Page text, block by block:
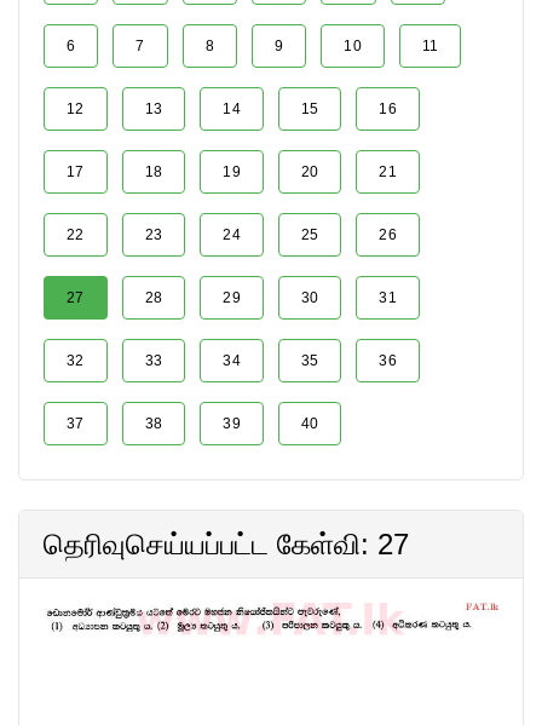
6 7 8 9 10 11
12 13 14 15 16
17 18 19 20 21
22 23 24 25 26
27 28 29 30 31
32 33 34 35 36
37 38 39 40
தெரிவுசெய்யப்பட்ட கேள்வி: 27